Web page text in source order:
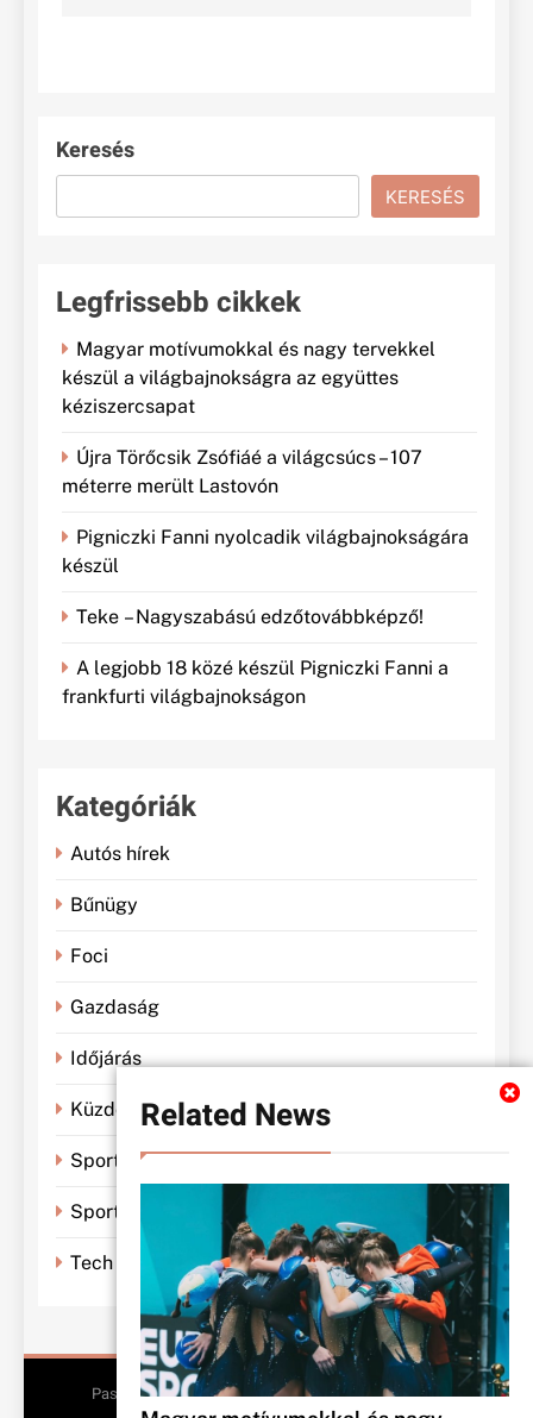
Related News
Keresés
KERESÉS
Legfrissebb cikkek
Magyar motívumokkal és nagy tervekkel
készül a világbajnokságra az együttes
kéziszercsapat
Újra Törőcsik Zsófiáé a világcsúcs – 107
méterre merült Lastovón
Pigniczki Fanni nyolcadik világbajnokságára
készül
Teke – Nagyszabású edzőtovábbképző!
A legjobb 18 közé készül Pigniczki Fanni a
frankfurti világbajnokságon
Kategóriák
Autós hírek
Bűnügy
Foci
Gazdaság
Időjárás
Küzdősportok
Sportbánya
Sporthírek
Tech
Pasiklub - All Rights Reserved 2026.. Free Theme By